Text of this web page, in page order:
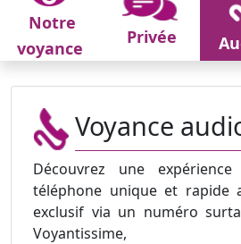
Notre
voyance
Privée
Voyance
Découvrez une
téléphone unique et rapide
exclusif via un numéro